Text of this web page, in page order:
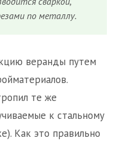
по металлу.
веранды путем
те же
к стальному
Как это правильно